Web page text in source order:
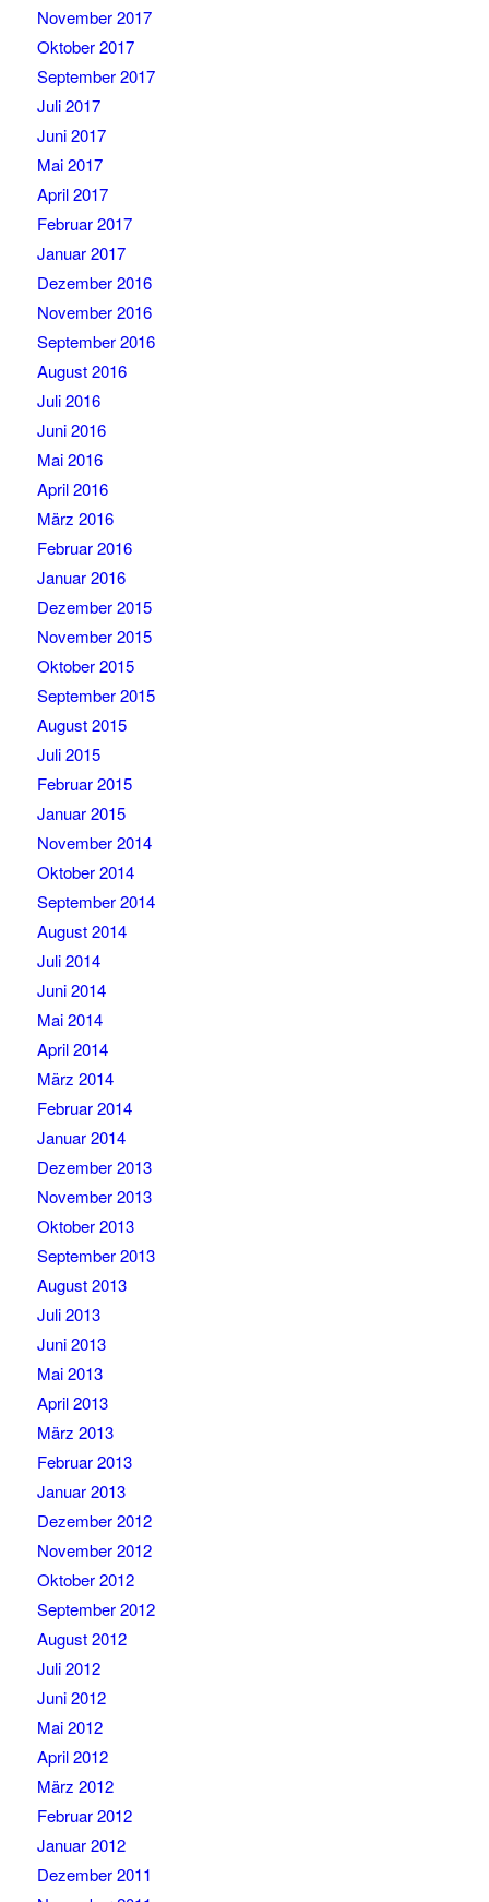
November 2017
Oktober 2017
September 2017
Juli 2017
Juni 2017
Mai 2017
April 2017
Februar 2017
Januar 2017
Dezember 2016
November 2016
September 2016
August 2016
Juli 2016
Juni 2016
Mai 2016
April 2016
März 2016
Februar 2016
Januar 2016
Dezember 2015
November 2015
Oktober 2015
September 2015
August 2015
Juli 2015
Februar 2015
Januar 2015
November 2014
Oktober 2014
September 2014
August 2014
Juli 2014
Juni 2014
Mai 2014
April 2014
März 2014
Februar 2014
Januar 2014
Dezember 2013
November 2013
Oktober 2013
September 2013
August 2013
Juli 2013
Juni 2013
Mai 2013
April 2013
März 2013
Februar 2013
Januar 2013
Dezember 2012
November 2012
Oktober 2012
September 2012
August 2012
Juli 2012
Juni 2012
Mai 2012
April 2012
März 2012
Februar 2012
Januar 2012
Dezember 2011